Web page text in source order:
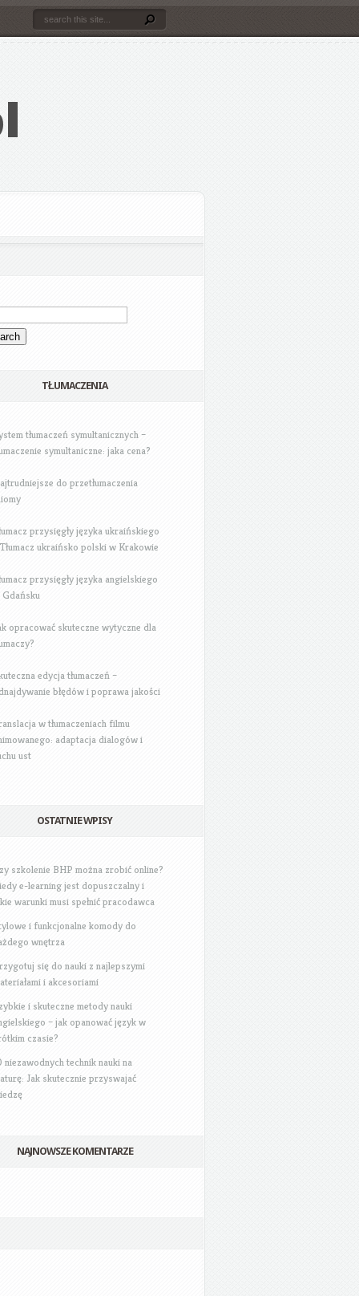
TŁUMACZENIA
tłumaczeń symultanicznych –
symultaniczne: jaka cena?
do przetłumaczenia
przysięgły języka ukraińskiego
ukraińsko polski w Krakowie
przysięgły języka angielskiego
Gdańsku
opracować skuteczne wytyczne dla
edycja tłumaczeń –
błędów i poprawa jakości
w tłumaczeniach filmu
adaptacja dialogów i
ust
OSTATNIE WPISY
szkolenie BHP można zrobić online?
e-learning jest dopuszczalny i
warunki musi spełnić pracodawca
i funkcjonalne komody do
wnętrza
się do nauki z najlepszymi
i akcesoriami
i skuteczne metody nauki
– jak opanować język w
czasie?
niezawodnych technik nauki na
Jak skutecznie przyswajać
NAJNOWSZE KOMENTARZE